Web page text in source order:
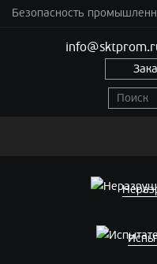
Безопасность